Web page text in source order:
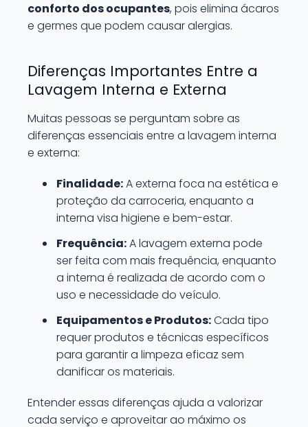
conforto dos ocupantes, pois elimina ácaros
e germes que podem causar alergias.
Diferenças Importantes Entre a
Lavagem Interna e Externa
Muitas pessoas se perguntam sobre as
diferenças essenciais entre a lavagem interna
e externa:
Finalidade:A externa foca na estética e
proteção da carroceria, enquanto a
interna visa higiene e bem-estar.
Frequência:A lavagem externa pode
ser feita com mais frequência, enquanto
a interna é realizada de acordo com o
uso e necessidade do veículo.
Equipamentos e Produtos:Cada tipo
requer produtos e técnicas específicos
para garantir a limpeza eficaz sem
danificar os materiais.
Entender essas diferenças ajuda a valorizar
cada serviço e aproveitar ao máximo os